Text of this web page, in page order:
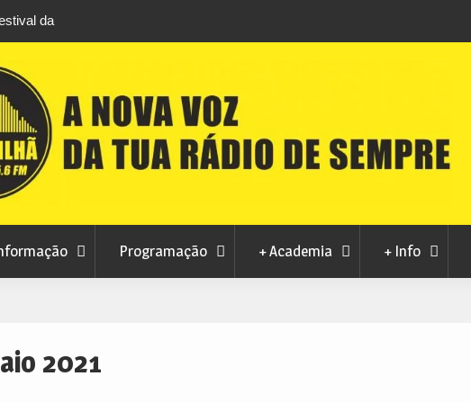
da
levou milhares de visitantes a Penamacor
Programação + Academia + Info
2021